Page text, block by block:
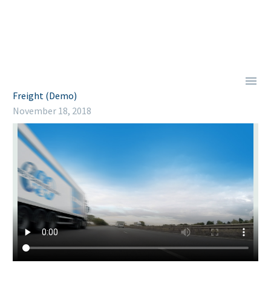

Freight (Demo)
November 18, 2018